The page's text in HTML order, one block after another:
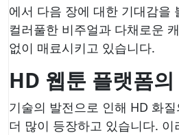
에서 다음 장에 대한 기대감을
컬러풀한 비주얼과 다채로운
없이 매료시키고 있습니다.
HD 웹툰 플랫폼
기술의 발전으로 인해 HD 화
더 많이 등장하고 있습니다.